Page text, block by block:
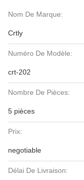
Nom De Marque:
Crtly
Numéro De Modèle:
crt-202
Nombre De Pièces:
5 pièces
Prix:
negotiable
Délai De Livraison: